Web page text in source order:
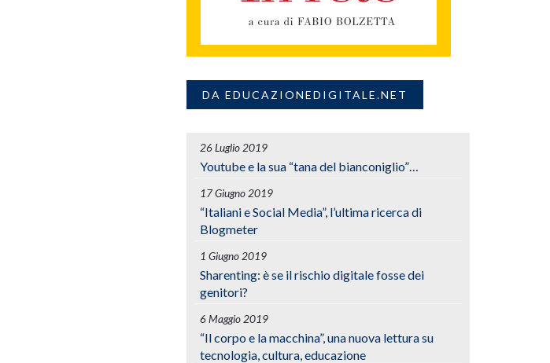
DA EDUCAZIONEDIGITALE.NET
26 Luglio 2019
Youtube e la sua “tana del bianconiglio”…
17 Giugno 2019
“Italiani e Social Media”, l’ultima ricerca di
Blogmeter
1 Giugno 2019
Sharenting: è se il rischio digitale fosse dei
genitori?
6 Maggio 2019
“Il corpo e la macchina”, una nuova lettura su
tecnologia, cultura, educazione